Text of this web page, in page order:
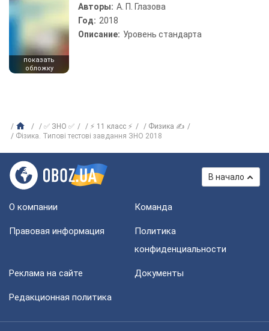
показать
обложку
Авторы: А. П. Глазова
Год: 2018
Описание: Уровень стандарта
✅ ЗНО ✅ ⚡ 11 класс ⚡
Физика ✍
Фізика. Типові тестові завдання ЗНО 2018
В начало
О компании Команда
Правовая информация
Политика
конфиденциальности
Реклама на сайте Документы
Редакционная политика